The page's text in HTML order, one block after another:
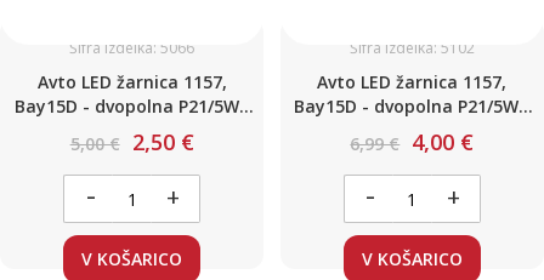
Šifra izdelka: 5066
Avto LED žarnica 1157,
Bay15D - dvopolna P21/5W /
Oranžna / 13 LED / 3,1W / 12V
5,00 € 2,50 €
- +
V KOŠARICO
Šifra izdelka: 5102
Avto LED žarnica 1157,
Bay15D - dvopolna P21/5W /
Hladno bela / 12 LED / 2,6W /
12V
6,99 € 4,00 €
- +
V KOŠARICO